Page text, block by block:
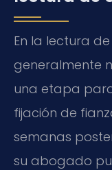
En la lectura
generalmente
una etapa
fijación de
semanas
su abogado